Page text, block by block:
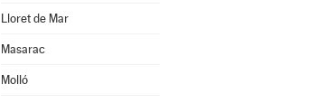
Lloret de Mar
Masarac
Molló